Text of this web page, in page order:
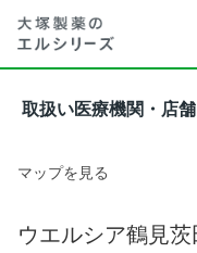
取扱い医療機関・店舗
マップを見る
ウエルシア鶴見